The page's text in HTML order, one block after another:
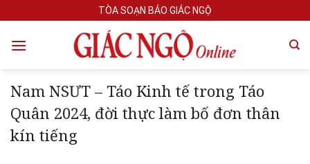
to
content
TÒA SOẠN BÁO GIÁC NGỘ
Nam NSƯT – Táo Kinh tế trong Táo
Quân 2024, đời thực làm bố đơn thân
kín tiếng